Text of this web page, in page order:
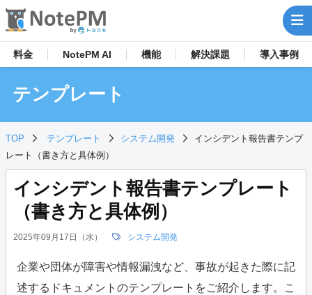
料金 NotePM AI 機能 解決課題 導入事例
テンプレート
TOP テンプレート システム開発
インシデント報告書テンプ
レート（書き方と具体例）
インシデント報告書テンプレート
（書き方と具体例）
2025年09月17日（水） システム開発
企業や団体が障害や情報漏洩など、事故が起きた際に記
述するドキュメントのテンプレートをご紹介します。こ